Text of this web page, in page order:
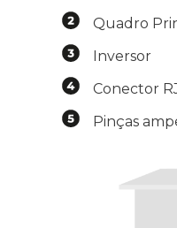
Quadro
Inversor
Conector
Pinças